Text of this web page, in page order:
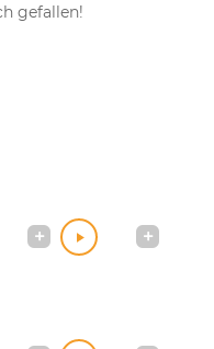
gefallen!